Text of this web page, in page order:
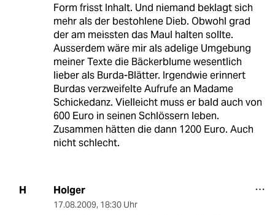
Form frisst Inhalt. Und niemand beklagt sich
mehr als der bestohlene Dieb. Obwohl grad
der am meissten das Maul halten sollte.
Ausserdem wäre mir als adelige Umgebung
meiner Texte die Bäckerblume wesentlich
lieber als Burda-Blätter. Irgendwie erinnert
Burdas verzweifelte Aufrufe an Madame
Schickedanz. Vielleicht muss er bald auch von
600 Euro in seinen Schlössern leben.
Zusammen hätten die dann 1200 Euro. Auch
nicht schlecht.
H Holger
17.08.2009, 18:30 Uhr